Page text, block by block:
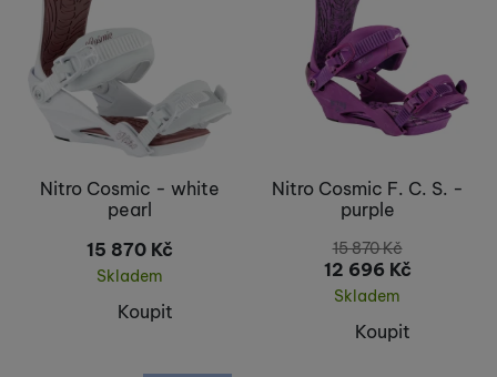
Nitro Cosmic - white
pearl
15 870 Kč
Skladem
Koupit
Nitro Cosmic F. C. S. -
purple
15 870Kč
12 696 Kč
Skladem
Koupit